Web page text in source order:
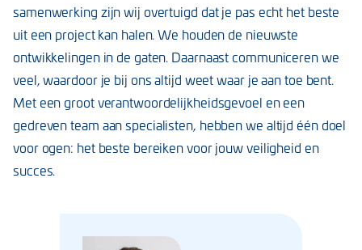
samenwerking zijn wij overtuigd dat je pas echt het beste
uit een project kan halen. We houden de nieuwste
ontwikkelingen in de gaten. Daarnaast communiceren we
veel, waardoor je bij ons altijd weet waar je aan toe bent.
Met een groot verantwoordelijkheidsgevoel en een
gedreven team aan specialisten, hebben we altijd één doel
voor ogen: het beste bereiken voor jouw veiligheid en
succes.